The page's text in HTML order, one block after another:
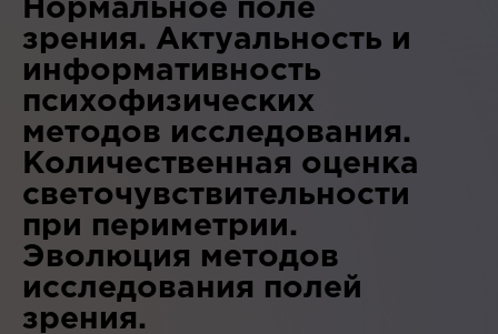
Нормальное поле
зрения. Актуальность и
информативность
психофизических
методов исследования.
Количественная оценка
светочувствительности
при периметрии.
Эволюция методов
исследования полей
зрения.